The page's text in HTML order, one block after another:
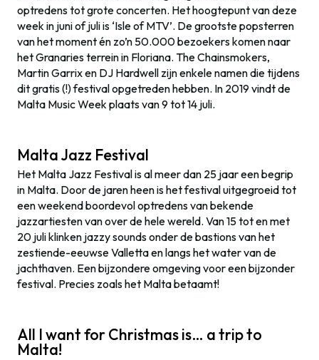
optredens tot grote concerten. Het hoogtepunt van deze
week in juni of juli is ‘Isle of MTV’. De grootste popsterren
van het moment én zo’n 50.000 bezoekers komen naar
het Granaries terrein in Floriana. The Chainsmokers,
Martin Garrix en DJ Hardwell zijn enkele namen die tijdens
dit gratis (!) festival opgetreden hebben. In 2019 vindt de
Malta Music Week plaats van 9 tot 14 juli.
Malta Jazz Festival
Het Malta Jazz Festival is al meer dan 25 jaar een begrip
in Malta. Door de jaren heen is het festival uitgegroeid tot
een weekend boordevol optredens van bekende
jazzartiesten van over de hele wereld. Van 15 tot en met
20 juli klinken jazzy sounds onder de bastions van het
zestiende-eeuwse Valletta en langs het water van de
jachthaven. Een bijzondere omgeving voor een bijzonder
festival. Precies zoals het Malta betaamt!
All I want for Christmas is… a trip to
Malta!